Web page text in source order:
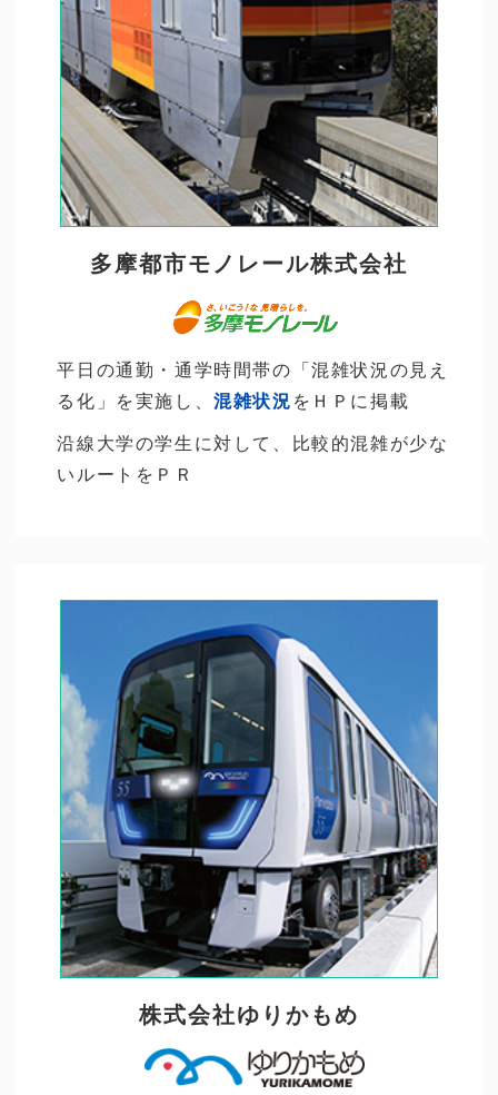
多摩都市モノレール株式会社
平日の通勤・通学時間帯の「混雑状況の見え
る化」を実施し、混雑状況をＨＰに掲載
沿線大学の学生に対して、比較的混雑が少な
いルートをＰＲ
株式会社ゆりかもめ